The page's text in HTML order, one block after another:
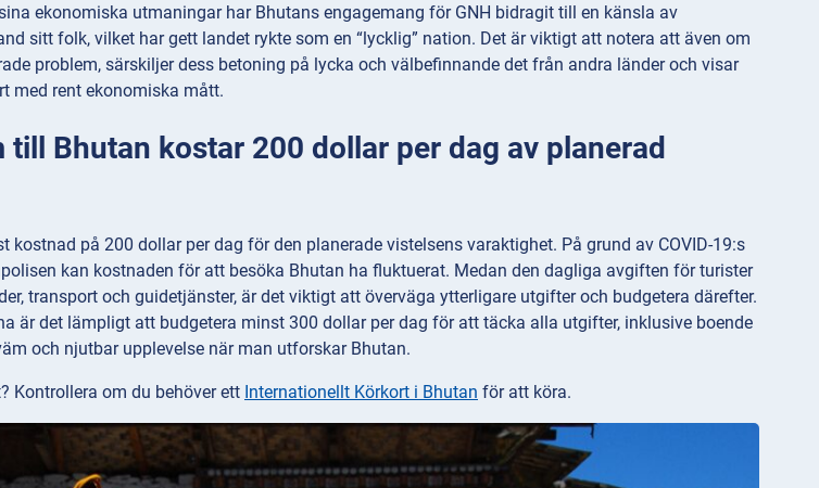
ekonomiska utmaningar har Bhutans engagemang för GNH bidragit till en känsla av
sitt folk, vilket har gett landet rykte som en “lycklig” nation. Det är viktigt att notera att även om
problem, särskiljer dess betoning på lycka och välbefinnande det från andra länder och visar
med rent ekonomiska mått.
till Bhutan kostar 200 dollar per dag av planerad
kostnad på 200 dollar per dag för den planerade vistelsens varaktighet. På grund av COVID-19:s
kan kostnaden för att besöka Bhutan ha fluktuerat. Medan den dagliga avgiften för turister
transport och guidetjänster, är det viktigt att överväga ytterligare utgifter och budgetera därefter.
är det lämpligt att budgetera minst 300 dollar per dag för att täcka alla utgifter, inklusive boende
och njutbar upplevelse när man utforskar Bhutan.
Kontrollera om du behöver ett Internationellt Körkort i Bhutan för att köra.